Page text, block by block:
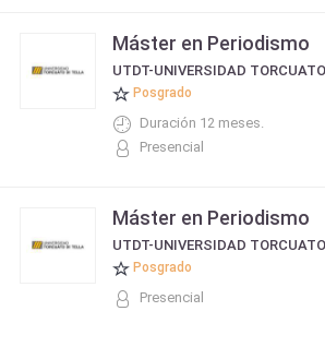
Máster en Periodismo
Posgrado
Duración 12 meses.
Presencial
Máster en Periodismo
Posgrado
Presencial